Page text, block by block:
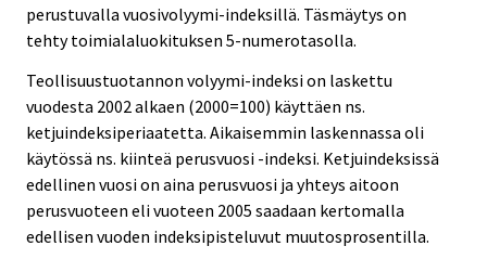
perustuvalla vuosivolyymi-indeksillä. Täsmäytys on
tehty toimialaluokituksen 5-numerotasolla.
Teollisuustuotannon volyymi-indeksi on laskettu
vuodesta 2002 alkaen (2000=100) käyttäen ns.
ketjuindeksiperiaatetta. Aikaisemmin laskennassa oli
käytössä ns. kiinteä perusvuosi -indeksi. Ketjuindeksissä
edellinen vuosi on aina perusvuosi ja yhteys aitoon
perusvuoteen eli vuoteen 2005 saadaan kertomalla
edellisen vuoden indeksipisteluvut muutosprosentilla.